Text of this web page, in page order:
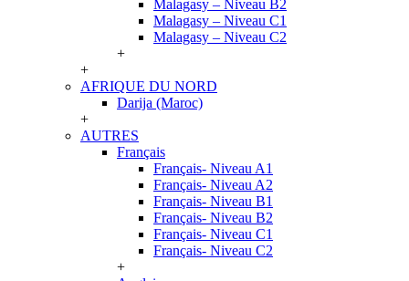
Malagasy – Niveau B2
Malagasy – Niveau C1
Malagasy – Niveau C2
+
+
AFRIQUE DU NORD
Darija (Maroc)
+
AUTRES
Français
Français- Niveau A1
Français- Niveau A2
Français- Niveau B1
Français- Niveau B2
Français- Niveau C1
Français- Niveau C2
+